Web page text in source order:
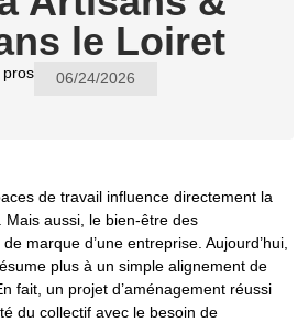
le Loiret
pros 06/24/2026
de travail influence directement la
Mais aussi, le bien-être des
marque d’une entreprise. Aujourd’hui,
plus à un simple alignement de
fait, un projet d’aménagement réussi
du collectif avec le besoin de